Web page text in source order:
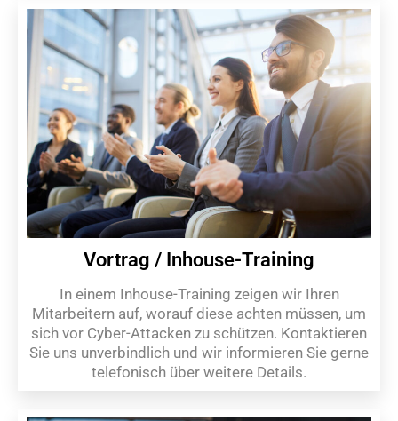
Vortrag / Inhouse-Training
In einem Inhouse-Training zeigen wir Ihren
Mitarbeitern auf, worauf diese achten müssen, um
sich vor Cyber-Attacken zu schützen. Kontaktieren
Sie uns unverbindlich und wir informieren Sie gerne
telefonisch über weitere Details.